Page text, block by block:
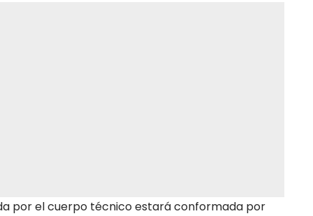
por el cuerpo técnico estará conformada por